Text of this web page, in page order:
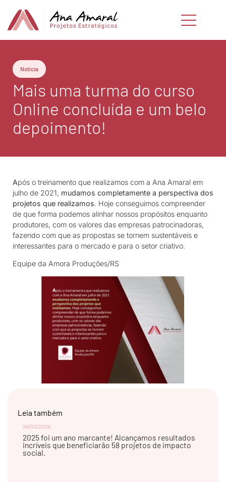
Notícia
Mais uma turma do curso
Online concluída e um belo
depoimento!
Após o treinamento que realizamos com a Ana Amaral em
julho de 2021, mudamos completamente a perspectiva dos
projetos que realizamos. Hoje conseguimos compreender
de que forma podemos alinhar nossos propósitos enquanto
produtores, com os valores das empresas patrocinadoras,
fazendo com que as propostas se tornem sustentáveis e
interessantes para o mercado e para o setor criativo.
Equipe da Amora Produções/RS
Leia também
26/03/2026
2025 foi um ano marcante! Alcançamos resultados
incríveis que beneficiarão 58 projetos de impacto
social.